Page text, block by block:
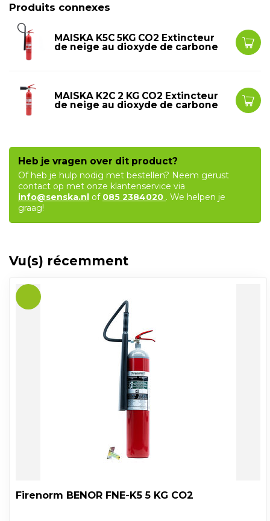
Produits connexes
MAISKA K5C 5KG CO2 Extincteur
de neige au dioxyde de carbone
MAISKA K2C 2 KG CO2 Extincteur
de neige au dioxyde de carbone
Heb je vragen over dit product?
Of heb je hulp nodig met bestellen? Neem gerust
contact op met onze klantenservice via
info@senska.nl of 085 2384020 . We helpen je
graag!
Vu(s) récemment
Firenorm BENOR FNE-K5 5 KG CO2